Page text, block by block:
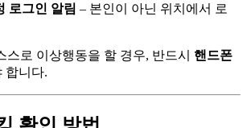
로그인 알림 – 본인이 아닌 위치에서 로
스로 이상행동을 할 경우, 반드시 핸드폰
합니다.